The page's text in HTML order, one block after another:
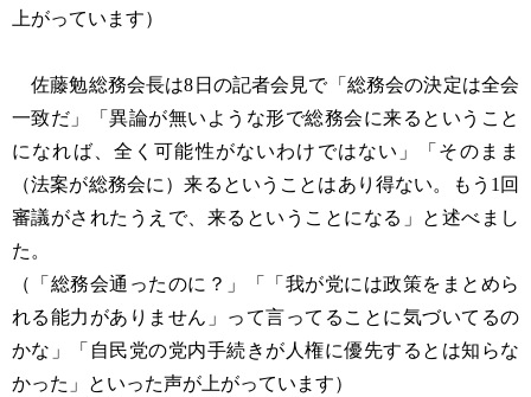
上がっています）
佐藤勉総務会長は8日の記者会見で「総務会の決定は全会
一致だ」「異論が無いような形で総務会に来るということ
になれば、全く可能性がないわけではない」「そのまま
（法案が総務会に）来るということはあり得ない。もう1回
審議がされたうえで、来るということになる」と述べまし
た。
（「総務会通ったのに？」「「我が党には政策をまとめら
れる能力がありません」って言ってることに気づいてるの
かな」「自民党の党内手続きが人権に優先するとは知らな
かった」といった声が上がっています）